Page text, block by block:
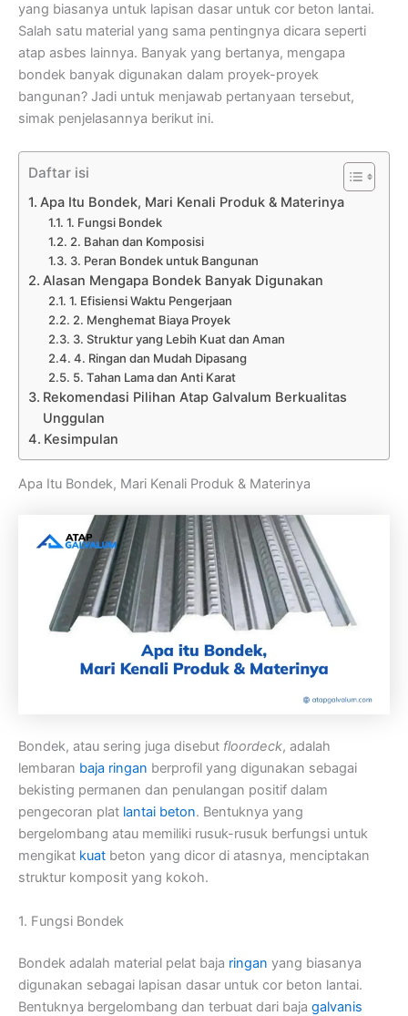
yang biasanya untuk lapisan dasar untuk cor beton lantai.
Salah satu material yang sama pentingnya dicara seperti
atap asbes lainnya. Banyak yang bertanya, mengapa
bondek banyak digunakan dalam proyek-proyek
bangunan? Jadi untuk menjawab pertanyaan tersebut,
simak penjelasannya berikut ini.
Daftar isi
Apa Itu Bondek, Mari Kenali Produk & Materinya
1. Fungsi Bondek
2. Bahan dan Komposisi
3. Peran Bondek untuk Bangunan
Alasan Mengapa Bondek Banyak Digunakan
1. Efisiensi Waktu Pengerjaan
2. Menghemat Biaya Proyek
3. Struktur yang Lebih Kuat dan Aman
4. Ringan dan Mudah Dipasang
5. Tahan Lama dan Anti Karat
Rekomendasi Pilihan Atap Galvalum Berkualitas
Unggulan
Kesimpulan
Apa Itu Bondek, Mari Kenali Produk & Materinya
Bondek, atau sering juga disebut floordeck, adalah
lembaran baja ringan berprofil yang digunakan sebagai
bekisting permanen dan penulangan positif dalam
pengecoran plat lantai beton. Bentuknya yang
bergelombang atau memiliki rusuk-rusuk berfungsi untuk
mengikat kuat beton yang dicor di atasnya, menciptakan
struktur komposit yang kokoh.
1. Fungsi Bondek
Bondek adalah material pelat baja ringan yang biasanya
digunakan sebagai lapisan dasar untuk cor beton lantai.
Bentuknya bergelombang dan terbuat dari baja galvanis